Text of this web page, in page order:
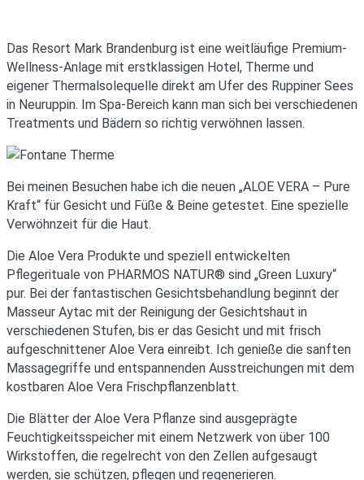
Das Resort Mark Brandenburg ist eine weitläufige Premium-
Wellness-Anlage mit erstklassigen Hotel, Therme und
eigener Thermalsolequelle direkt am Ufer des Ruppiner Sees
in Neuruppin. Im Spa-Bereich kann man sich bei verschiedenen
Treatments und Bädern so richtig verwöhnen lassen.
Bei meinen Besuchen habe ich die neuen „ALOE VERA – Pure
Kraft“ für Gesicht und Füße & Beine getestet. Eine spezielle
Verwöhnzeit für die Haut.
Die Aloe Vera Produkte und speziell entwickelten
Pflegerituale von PHARMOS NATUR® sind „Green Luxury“
pur. Bei der fantastischen Gesichtsbehandlung beginnt der
Masseur Aytac mit der Reinigung der Gesichtshaut in
verschiedenen Stufen, bis er das Gesicht und mit frisch
aufgeschnittener Aloe Vera einreibt. Ich genieße die sanften
Massagegriffe und entspannenden Ausstreichungen mit dem
kostbaren Aloe Vera Frischpflanzenblatt.
Die Blätter der Aloe Vera Pflanze sind ausgeprägte
Feuchtigkeitsspeicher mit einem Netzwerk von über 100
Wirkstoffen, die regelrecht von den Zellen aufgesaugt
werden, sie schützen, pflegen und regenerieren.